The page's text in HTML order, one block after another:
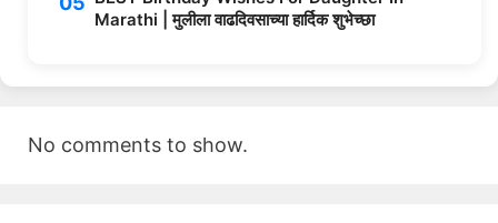
Marathi | मुलीला वाढदिवसाच्या हार्दिक शुभेच्छा
No comments to show.